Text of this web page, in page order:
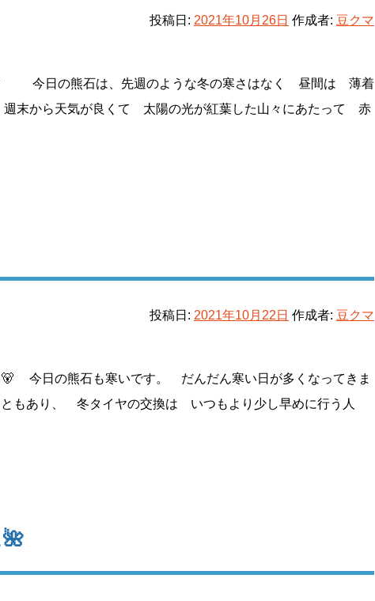
投稿日: 2021年10月26日 作成者: 豆クマ
今日の熊石は、先週のような冬の寒さはなく 昼間は 薄着
から天気が良くて 太陽の光が紅葉した山々にあたって 赤
投稿日: 2021年10月22日 作成者: 豆クマ
今日の熊石も寒いです。 だんだん寒い日が多くなってきま
もあり、 冬タイヤの交換は いつもより少し早めに行う人